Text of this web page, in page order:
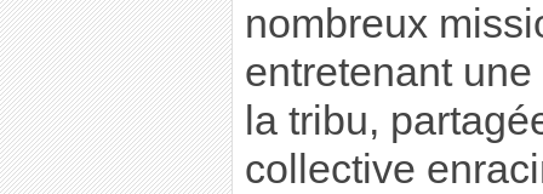
nombreux
entretenant
la tribu,
collective